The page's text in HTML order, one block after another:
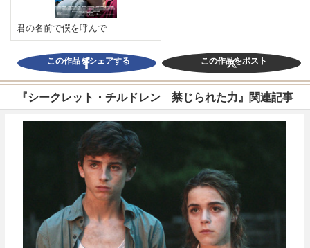
君の名前で僕を呼んで
この作品をシェアする この作品をポスト
『シークレット・チルドレン 禁じられた力』関連記事